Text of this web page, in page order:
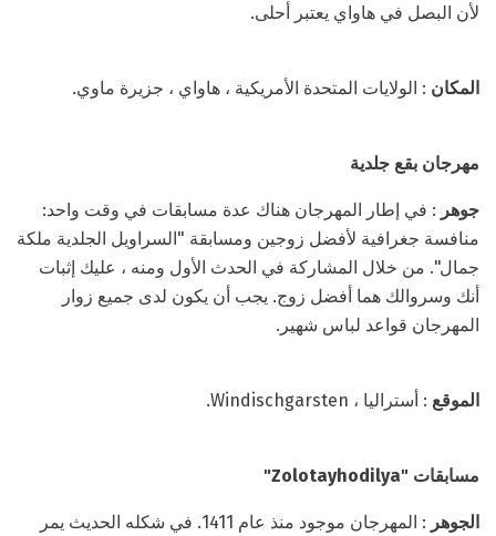
لأن البصل في هاواي يعتبر أحلى.
المكان : الولايات المتحدة الأمريكية ، هاواي ، جزيرة ماوي.
مهرجان بقع جلدية
جوهر : في إطار المهرجان هناك عدة مسابقات في وقت واحد:
منافسة جغرافية لأفضل زوجين ومسابقة "السراويل الجلدية ملكة
جمال". من خلال المشاركة في الحدث الأول ومنه ، عليك إثبات
أنك وسروالك هما أفضل زوج. يجب أن يكون لدى جميع زوار
المهرجان قواعد لباس شهير.
الموقع : أستراليا ، Windischgarsten.
مسابقات "Zolotayhodilya"
الجوهر
: المهرجان موجود منذ عام 1411. في شكله الحديث يمر